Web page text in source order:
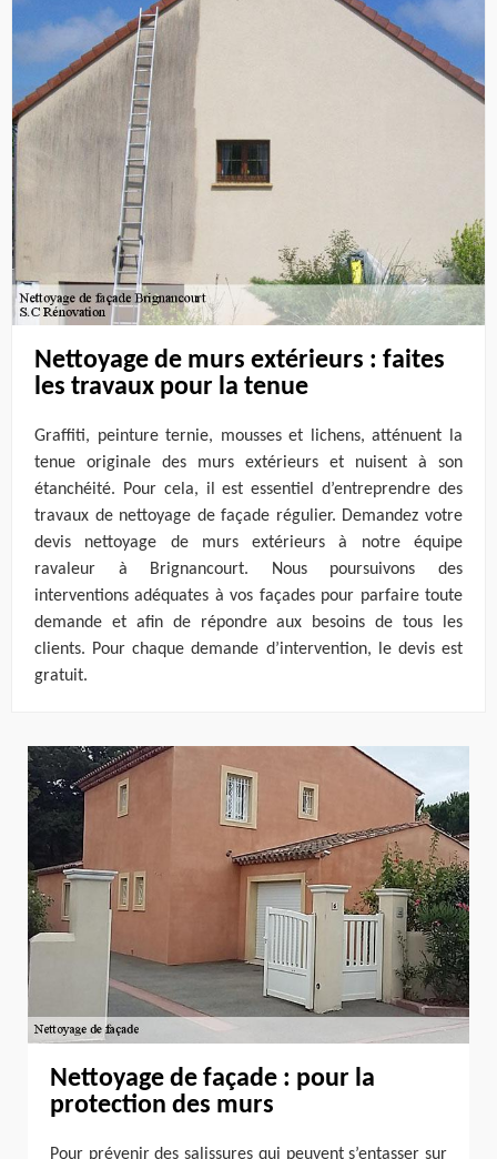
Nettoyage de murs extérieurs : faites
les travaux pour la tenue
Graffiti, peinture ternie, mousses et lichens, atténuent la
tenue originale des murs extérieurs et nuisent à son
étanchéité. Pour cela, il est essentiel d’entreprendre des
travaux de nettoyage de façade régulier. Demandez votre
devis nettoyage de murs extérieurs à notre équipe
ravaleur à Brignancourt. Nous poursuivons des
interventions adéquates à vos façades pour parfaire toute
demande et afin de répondre aux besoins de tous les
clients. Pour chaque demande d’intervention, le devis est
gratuit.
Nettoyage de façade : pour la
protection des murs
Pour prévenir des salissures qui peuvent s’entasser sur